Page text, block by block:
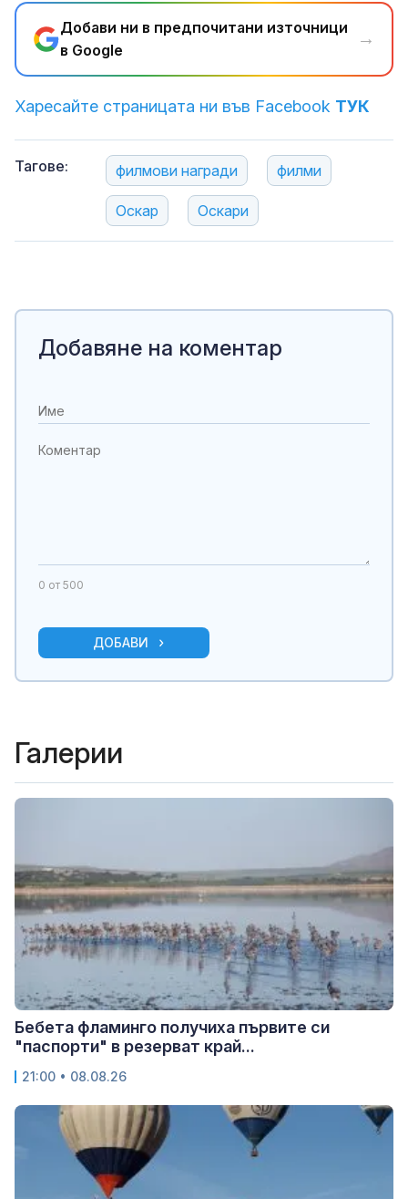
Добави ни в предпочитани източници
в Google
→
Харесайте страницата ни във Facebook ТУК
Тагове: филмови награди филми
Оскар Оскари
Добавяне на коментар
0 от 500
ДОБАВИ
Галерии
Бебета фламинго получиха първите си
"паспорти" в резерват край...
21:00 • 08.08.26